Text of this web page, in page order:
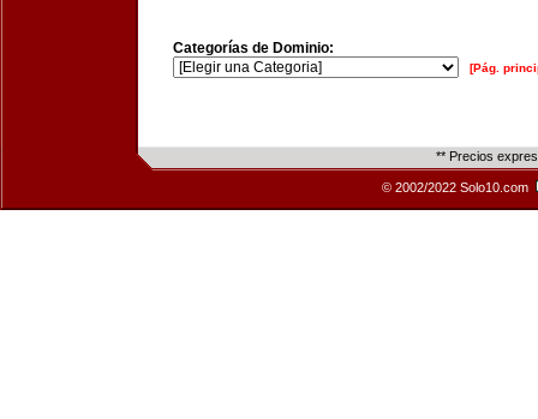
Categorías de Dominio:
[Pág.
** Precios
© 2002/2022 Solo10.com